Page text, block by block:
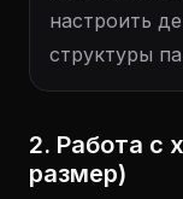
настроить
структуры
2. Работа с
размер)